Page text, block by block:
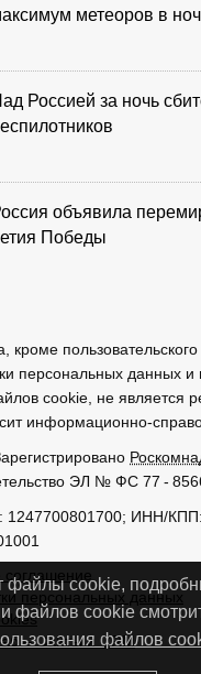
метеоров в
Россией за ночь
объявила
Победы
кроме пользовательского
персональных данных и
cookie, не является
информационно-
ЭЛ № ФС 77 -
1247700801700; ИНН/КПП:
соглашение
персональных данных
– Сайты и CRM
файлы cookie,
файлов cookie
файлов